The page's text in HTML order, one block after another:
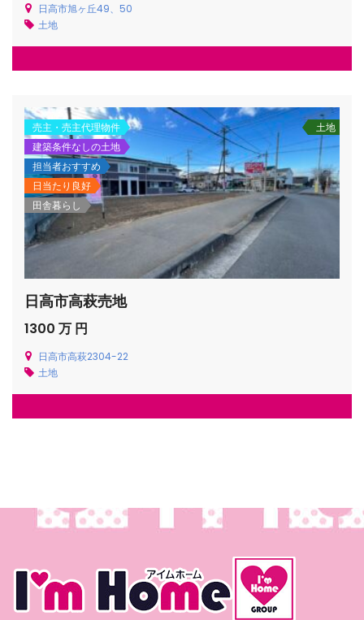
日高市旭ヶ丘49、50
土地
売主・売主代理物件
建築条件なしの土地
担当者おすすめ
日当たり良好
田舎暮らし
土地
日高市高萩売地
1300 万 円
日高市高萩2304-22
土地